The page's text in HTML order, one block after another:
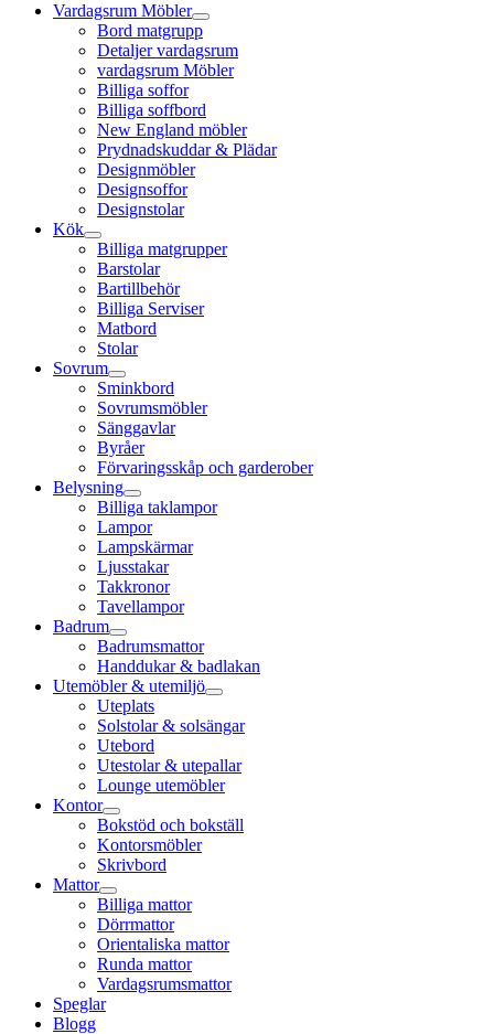
Vardagsrum Möbler
Bord matgrupp
Detaljer vardagsrum
vardagsrum Möbler
Billiga soffor
Billiga soffbord
New England möbler
Prydnadskuddar & Plädar
Designmöbler
Designsoffor
Designstolar
Kök
Billiga matgrupper
Barstolar
Bartillbehör
Billiga Serviser
Matbord
Stolar
Sovrum
Sminkbord
Sovrumsmöbler
Sänggavlar
Byråer
Förvaringsskåp och garderober
Belysning
Billiga taklampor
Lampor
Lampskärmar
Ljusstakar
Takkronor
Tavellampor
Badrum
Badrumsmattor
Handdukar & badlakan
Utemöbler & utemiljö
Uteplats
Solstolar & solsängar
Utebord
Utestolar & utepallar
Lounge utemöbler
Kontor
Bokstöd och bokställ
Kontorsmöbler
Skrivbord
Mattor
Billiga mattor
Dörrmattor
Orientaliska mattor
Runda mattor
Vardagsrumsmattor
Speglar
Blogg